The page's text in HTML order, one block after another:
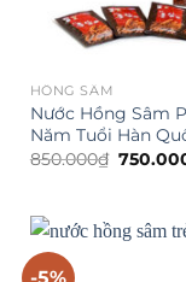
HỒNG SÂM
Nước Hồng Sâm
Năm Tuổi Hàn
850.000₫ Giá